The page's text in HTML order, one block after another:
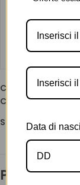
Fondo
Legno di
Ambrati
COD:
8220
Categoria:
Share:
Prodotti
Data di